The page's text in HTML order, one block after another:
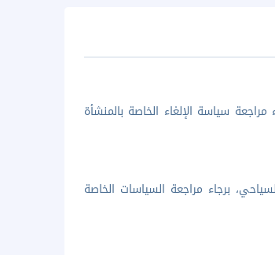
سياسة الإلغاء الخاصة بالمنشأة
برجاء مراجعة السياسات الخاصة